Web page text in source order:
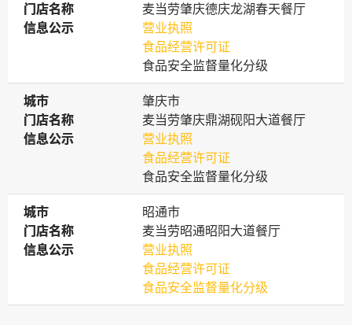
门店名称
门店名称
麦当劳肇庆德庆龙湖春天餐厅
信息公示
信息公示
营业执照
食品经营许可证
食品安全监督量化分级
城市
城市
肇庆市
门店名称
门店名称
麦当劳肇庆鼎湖砚阳大道餐厅
信息公示
信息公示
营业执照
食品经营许可证
食品安全监督量化分级
城市
城市
昭通市
门店名称
门店名称
麦当劳昭通昭阳大道餐厅
信息公示
信息公示
营业执照
食品经营许可证
食品安全监督量化分级